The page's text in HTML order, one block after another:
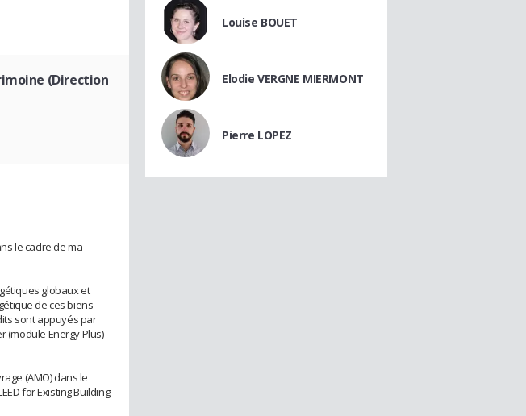
(Direction
le cadre de ma
globaux et
de ces biens
sont appuyés par
(module Energy Plus)
(AMO) dans le
for Existing Building.
Louise BOUET
Elodie VERGNE MIERMONT
Pierre LOPEZ